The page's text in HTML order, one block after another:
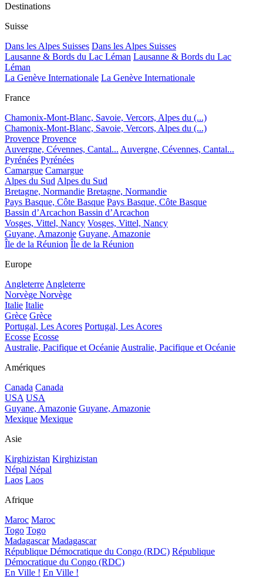
Destinations
Suisse
Dans les Alpes Suisses Dans les Alpes Suisses
Lausanne & Bords du Lac Léman Lausanne & Bords du Lac
Léman
La Genève Internationale La Genève Internationale
France
Chamonix-Mont-Blanc, Savoie, Vercors, Alpes du (...)
Chamonix-Mont-Blanc, Savoie, Vercors, Alpes du (...)
Provence Provence
Auvergne, Cévennes, Cantal... Auvergne, Cévennes, Cantal...
Pyrénées Pyrénées
Camargue Camargue
Alpes du Sud Alpes du Sud
Bretagne, Normandie Bretagne, Normandie
Pays Basque, Côte Basque Pays Basque, Côte Basque
Bassin d’Arcachon Bassin d’Arcachon
Vosges, Vittel, Nancy Vosges, Vittel, Nancy
Guyane, Amazonie Guyane, Amazonie
Île de la Réunion Île de la Réunion
Europe
Angleterre Angleterre
Norvège Norvège
Italie Italie
Grèce Grèce
Portugal, Les Acores Portugal, Les Acores
Ecosse Ecosse
Australie, Pacifique et Océanie Australie, Pacifique et Océanie
Amériques
Canada Canada
USA USA
Guyane, Amazonie Guyane, Amazonie
Mexique Mexique
Asie
Kirghizistan Kirghizistan
Népal Népal
Laos Laos
Afrique
Maroc Maroc
Togo Togo
Madagascar Madagascar
République Démocratique du Congo (RDC) République
Démocratique du Congo (RDC)
En Ville ! En Ville !